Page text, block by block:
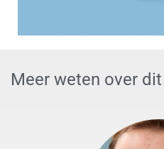
Meer weten over